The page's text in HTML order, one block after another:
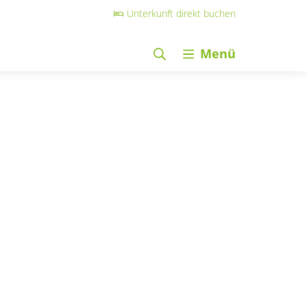
Unterkunft direkt buchen
Menü